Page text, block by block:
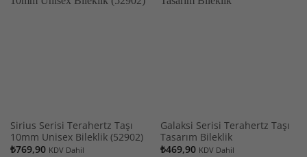
Sirius Serisi Terahertz Taşı
10mm Unisex Bileklik (52902)
₺769,90 KDV Dahil
Galaksi Serisi Terahertz Taşı
Tasarım Bileklik
₺469,90 KDV Dahil